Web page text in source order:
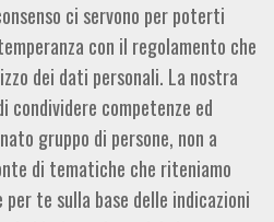
ci servono per poterti
con il regolamento che
dei dati personali. La nostra
condividere competenze ed
gruppo di persone, non a
di tematiche che riteniamo
per te sulla base delle indicazioni